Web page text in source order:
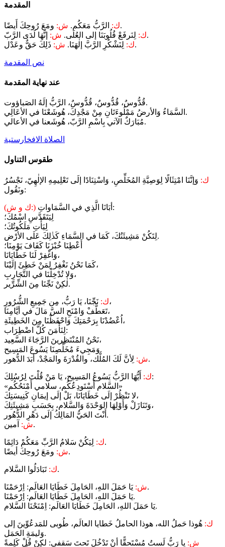
المقدمة
ك: الرَّبُّ مَعَكُم. ش:
ومَعَ رُوحِكَ أَيضًا.
ك: لِنَرفَعْ قُلُوبَنَا إلى العُلَى. ش:
إنَّهَا لَدَى الرَّبّ.
ك: لِنَشْكُرِ الرَّبَّ إلٰهَنَا. ش: ذَلِكَ حَقٌّ وعَدْل.
نص المقدمة
عند نهاية المقدمة
قُدُّوسٌ، قُدُّوسٌ، قُدُّوسٌ، الرَّبُّ إلَهُ الصَباؤوت.
السَّمَاءُ وَالأرضُ مَمْلُوءَتَانِ مِنْ مَجْدِكَ، هُوشَعْنَا في الأعَالِي.
مُبَارَكٌ الآتي بِاسْمِ الرَّبّ، هُوشَعنا في الأعالي.
الصلاة الافخارستية
طقوس التناول
ك: وَإنَّنَا امْتِثَالًا لِوَصِيَّةِ المُخَلِّصِ، وَاسْتِنَادًا إلَى تَعْلِيمِهِ الإلٰهِيّ، نَجْسُرُ
ونَقُول:
(ك و ش:)
أبَانَا الَّذِي في السَّمَاواتِ:
لِيَتَقَدَّسِ اسْمُكَ؛
لِيَأْتِ مَلَكُوتُكَ؛
لِتَكُنْ مَشِيئَتُكَ، كَمَا في السَّمَاءِ كَذٰلِكَ عَلَى الأرْض.
أَعْطِنَا خُبْزَنَا كَفَافَ يَوْمِنَا؛
وَاغْفِرْ لَنَا خَطَايَانَا،
كَمَا نَحْنُ نَغْفِرُ لِمَنْ خَطِئَ إلَيْنَا،
وَلا تُدْخِلْنَا في التَّجَارِبِ،
لٰكِنْ نَجِّنَا مِنَ الشِّرِّير.
ك:نَجِّنَا، يَا رَبُّ، مِن جَمِيعِ الشُّرُورِ،
تَعَطَّفْ وَامْنَحِ السَّ مَالَ في أيَّامِنَا،
اُعْضُدْنَا بِرَحْمَتِكَ وَاحْفَظْنَا مِنَ الخَطِيئَةِ،
لِنَأْمَنَ كُلَّ اضْطِرَاب:
نَحْنُ المُنْتَظِرينَ الرَّجَاءَ السَّعِيد،
وَمَجِيءَ مُخَلِّصِنَا يَسُوعَ المَسِيح.
ش:لِأنَّ لَكَ المُلْك، والقُدْرَةَ والمَجْدْ، أبَدَ الدُّهور.
ك:أَيُّهَا الرَّبُّ يَسُوعُ المَسِيح، يَا مَنْ قُلْتَ لِرُسُلِكَ:
«السَّلام أَسْتَودِعُكُم، سلامي أَمْنَحُكُم»
لا تَنْظُرْ إلَى خَطَايَانَا، بَلْ إلَى إيمَانِ كَنِيسَتِكَ،
وَتَنَازَلْ وَأَوْلِهَا الوَحْدَةَ وَالسَّلام، بِحَسَبِ مَشِيئَتِكَ،
أَنْتَ الحَيُّ المَالِكُ إلَى دَهْرِ الدُّهُور.
ش:آمين.
ك:لِيَكُنْ سَلامُ الرَّبِّ مَعَكُمْ دَائِمًا.
ش:ومَعَ رُوحِكَ أيضًا.
ك:تَبَادَلُوا السَّلام.
ش:يَا حَمَلَ اللهِ، الحَامِلَ خَطَايَا العَالَم: اِرْحَمْنَا.
يَا حَمَلَ اللهِ، الحَامِلَ خَطَايَا العَالَم: اِرْحَمْنَا.
يَا حَمَلَ اللهِ، الحَامِلَ خَطَايَا العَالَم: اِمْنَحْنَا السَّلام.
ك: هُوذا حَملُ الله، هوذا الحاملُ خَطايا العالَم، طُوبى للمَدعُوِّينَ إلى
وَليمَةِ الحَمَل.
ش: يا رَبُّ لَستُ مُسْتَحقًّا أنْ تَدْخُلَ تَحتَ سَقفي: لكِنْ قُلْ كَلِمةً